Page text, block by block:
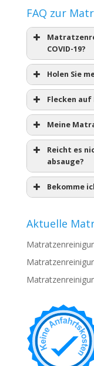
FAQ zur
COVID-19?
Holen Sie
Flecken
Meine
Reicht es
absauge?
Bekomme
Aktuelle